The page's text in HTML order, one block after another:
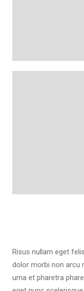
Risus nullam eget
dolor morbi non arcu
urna et pharetra